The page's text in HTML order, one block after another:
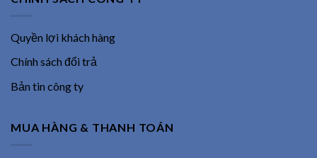
Quyền lợi khách hàng
Chính sách đổi trả
Bản tin công ty
MUA HÀNG & THANH TOÁN